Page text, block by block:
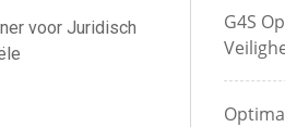
voor Juridisch
G4S